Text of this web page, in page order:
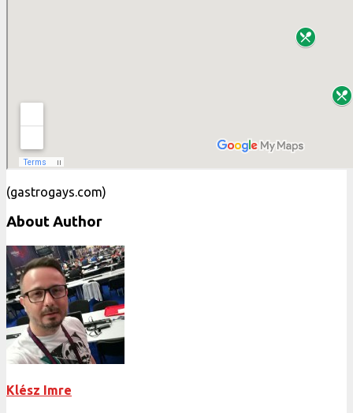
(gastrogays.com)
About Author
Klész Imre